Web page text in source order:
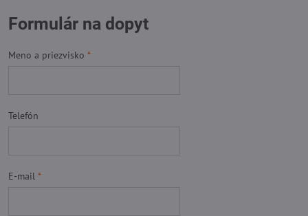
Formulár na dopyt
Meno a priezvisko *
Telefón
E-mail *